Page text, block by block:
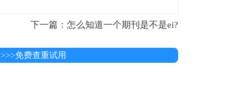
下一篇：怎么知道一个期刊是不是ei?
>>>免费查重试用